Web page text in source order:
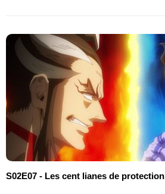
S02E07 - Les cent lianes de protection